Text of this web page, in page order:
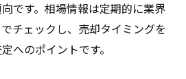
です。相場情報は定期的に業界
チェックし、売却タイミングを
へのポイントです。